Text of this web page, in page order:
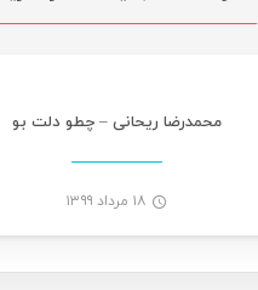
محمدرضا ریحانی – چطو دلت بو
۱۸ مرداد ۱۳۹۹